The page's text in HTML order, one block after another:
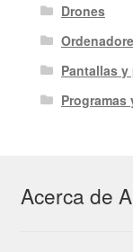
Drones
Pantallas
Programas
Acerca de